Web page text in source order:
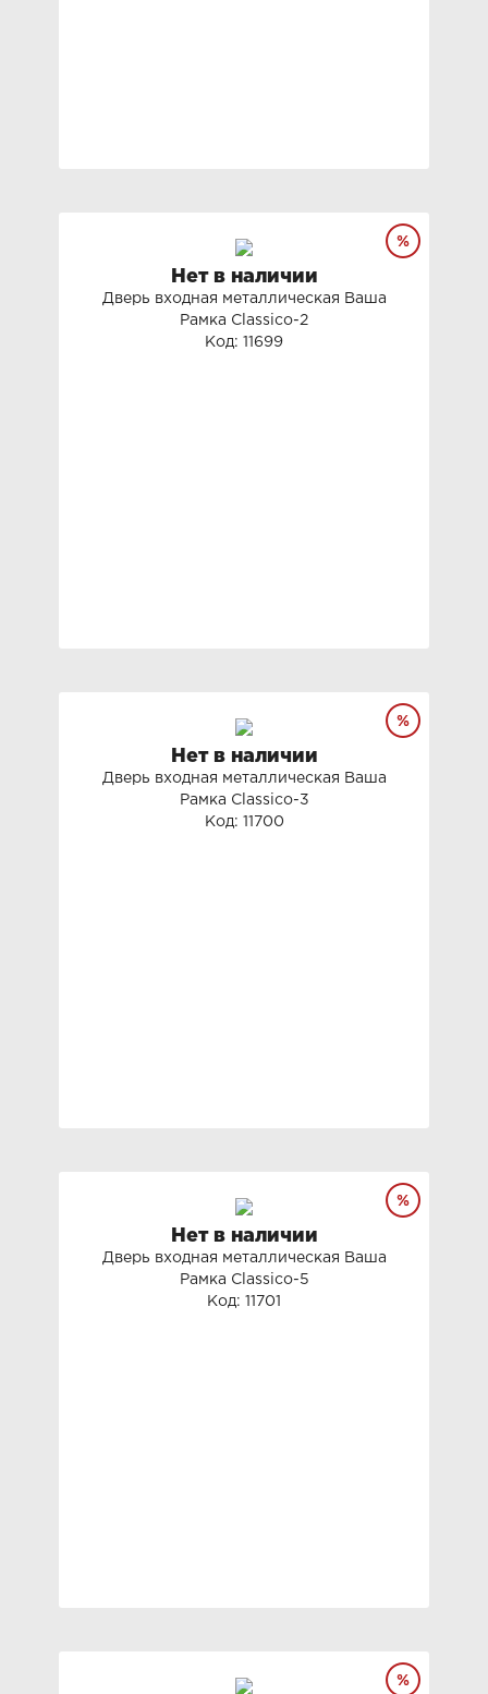
Нет в наличии
Дверь входная металлическая Ваша
Рамка Classico-2
Код: 11699
Нет в наличии
Дверь входная металлическая Ваша
Рамка Classico-3
Код: 11700
Нет в наличии
Дверь входная металлическая Ваша
Рамка Classico-5
Код: 11701